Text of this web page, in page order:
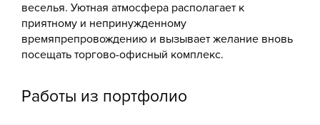
веселья. Уютная атмосфера располагает к
приятному и непринужденному
времяпрепровождению и вызывает желание вновь
посещать торгово-офисный комплекс.
Работы из портфолио